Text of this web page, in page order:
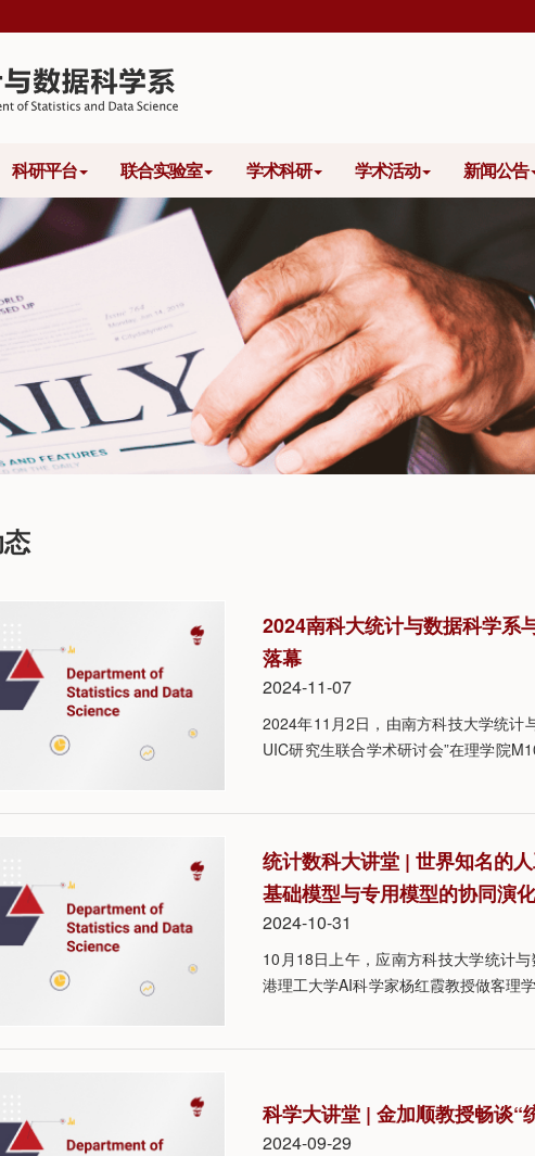
科研平台 联合实验室 学术科研 学术活动 新闻公告
2024南科大统计与数据科学系
落幕
2024-11-07
2024年11月2日，由南方科技大学统计
UIC研究生联合学术研讨会”在理学院
统计数科大讲堂 | 世界知名的
基础模型与专用模型的协同演
2024-10-31
10月18日上午，应南方科技大学统计
港理工大学AI科学家杨红霞教授做客理
为“AGI中的基础模型和专用模型的协
科学大讲堂 | 金加顺教授畅谈“
2024-09-29